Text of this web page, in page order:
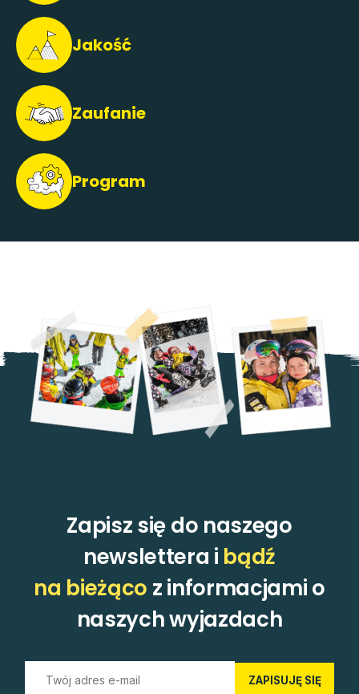
Jakość
Zaufanie
Program
Zapisz się do naszego
newslettera i bądź
na bieżąco z informacjami o
naszych wyjazdach
ZAPISUJĘ SIĘ